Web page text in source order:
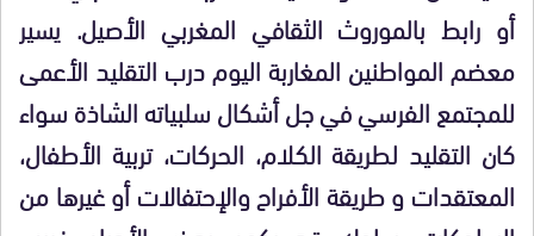
أو رابط بالموروث الثقافي المغربي الأصيل. يسير
معضم المواطنين المغاربة اليوم درب التقليد الأعمى
للمجتمع الفرسي في جل أشكال سلبياته الشاذة سواء
كان التقليد لطريقة الكلام، الحركات، تربية الأطفال،
المعتقدات و طريقة الأفراح والإحتفالات أو غيرها من